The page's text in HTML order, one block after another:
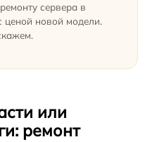
сервера в
ценой новой модели.
или
ремонт